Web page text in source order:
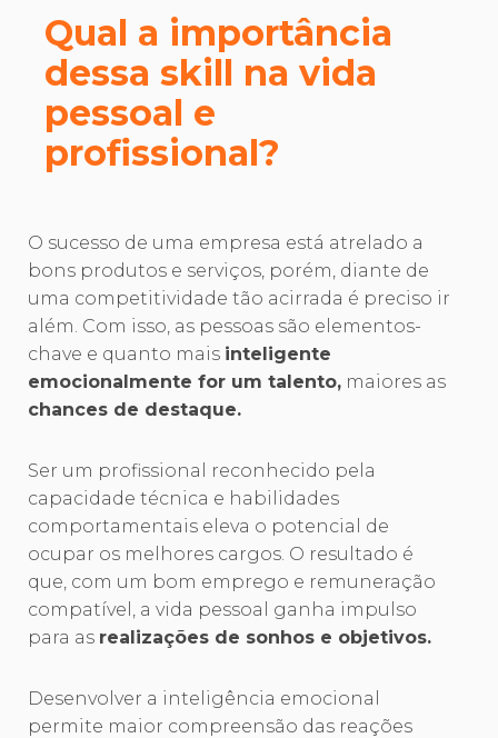
Qual a importância
dessa skill na vida
pessoal e
profissional?
O sucesso de uma empresa está atrelado a
bons produtos e serviços, porém, diante de
uma competitividade tão acirrada é preciso ir
além. Com isso, as pessoas são elementos-
chave e quanto mais inteligente
emocionalmente for um talento, maiores as
chances de destaque.
Ser um profissional reconhecido pela
capacidade técnica e habilidades
comportamentais eleva o potencial de
ocupar os melhores cargos. O resultado é
que, com um bom emprego e remuneração
compatível, a vida pessoal ganha impulso
para as realizações de sonhos e objetivos.
Desenvolver a inteligência emocional
permite maior compreensão das reações